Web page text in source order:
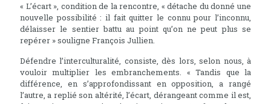
« L’écart », condition de la rencontre, « détache du donné une
nouvelle possibilité : il fait quitter le connu pour l’inconnu,
délaisser le sentier battu au point qu’on ne peut plus se
repérer » souligne François Jullien.
Défendre l’interculturalité, consiste, dès lors, selon nous, à
vouloir multiplier les embranchements. « Tandis que la
différence, en s’approfondissant en opposition, a rangé
l’autre, a replié son altérité, l’écart, dérangeant comme il est,